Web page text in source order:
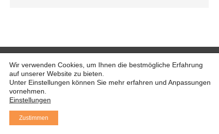
Wir verwenden Cookies, um Ihnen die bestmögliche Erfahrung
auf unserer Website zu bieten.
Unter Einstellungen können Sie mehr erfahren und Anpassungen
vornehmen.
Einstellungen
Zustimmen